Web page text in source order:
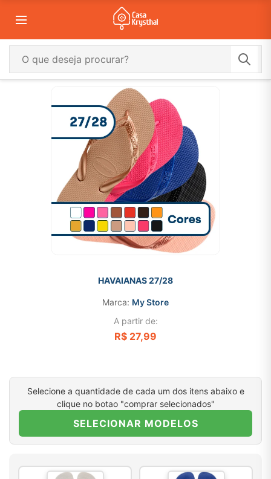
HAVAIANAS 27/28
Marca: My Store
A partir de:
R$ 27,99
Selecione a quantidade de cada um dos itens abaixo e
clique no botao "comprar selecionados"
SELECIONAR MODELOS